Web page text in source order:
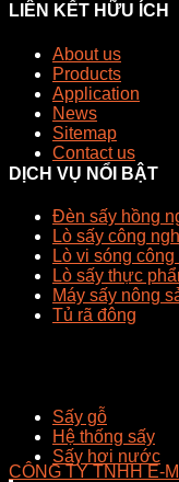
LIÊN KẾT HỮU ÍCH
About us
Products
Application
News
Sitemap
Contact us
DỊCH VỤ NỔI BẬT
Đèn sấy hồng
Lò sấy công
Lò vi sóng
Lò sấy thực
Máy sấy nông
Tủ rã đông
Sấy gỗ
Hệ thống sấy
Sấy hơi nước
CÔNG TY TNHH E-